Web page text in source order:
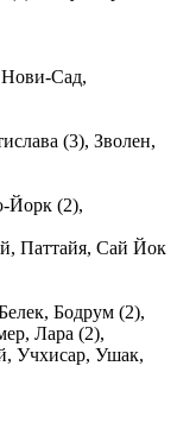
Нови-Сад,
(3), Зволен,
Йорк (2),
Паттайя, Сай Йок
Бодрум (2),
Лара (2),
Учхисар, Ушак,